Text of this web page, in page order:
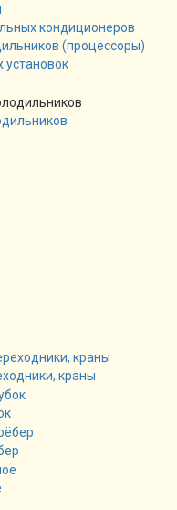
кондиционеров
(процессоры)
установок
краны